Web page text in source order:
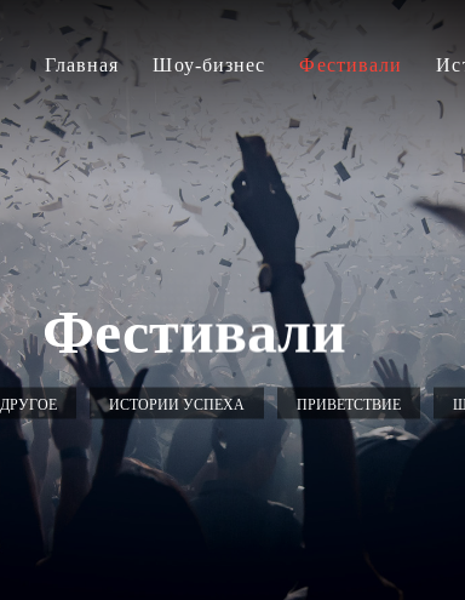
Главная Шоу-бизнес Фестивали
Фестивали
ДРУГОЕ ИСТОРИИ УСПЕХА ПРИВЕТСТВИЕ